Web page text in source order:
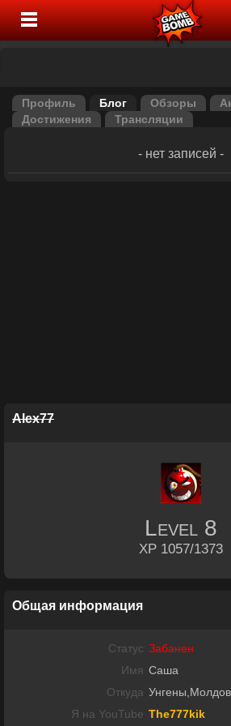
Профиль Блог Обзоры
Достижения
Трансляции
- нет записей -
Alex77
Level 8
XP 1057/1373
Общая информация
Статус Забанен
Имя Саша
Откуда
Я на YouTube The777kik